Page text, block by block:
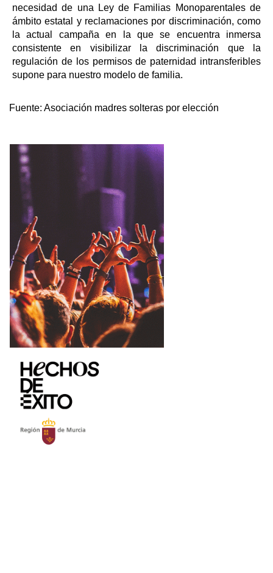
necesidad de una Ley de Familias Monoparentales de
ámbito estatal y reclamaciones por discriminación, como
la actual campaña en la que se encuentra inmersa
consistente en visibilizar la discriminación que la
regulación de los permisos de paternidad intransferibles
supone para nuestro modelo de familia.
Fuente: Asociación madres solteras por elección